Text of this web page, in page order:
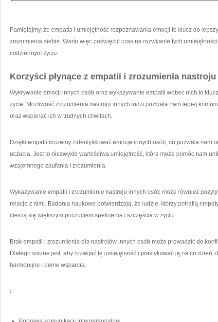
Pamiętajmy, że empatia i umiejętność rozpoznawania emocji to klucz do
zrozumienia siebie. Warto więc‍ poświęcić czas na rozwijanie tych
codziennym życiu.
Korzyści płynące z empatii i zrozumienia
Wykrywanie emocji innych⁢ osób oraz wykazywanie empatii wobec nich to
życie. Możliwość zrozumienia nastroju innych⁣ ludzi pozwala nam lepiej
oraz wspierać ich w trudnych chwilach.
Dzięki empatii możemy zidentyfikować emocje innych osób, ‍co pozwala nam
uczucia.‍ Jest to niezwykle wartościwa umiejętność, która może pomóc nam⁤
wzajemnego⁣ zaufania i zrozumienia.
Wykazywanie empatii i zrozumienie nastroju innych osób może również
relacje z nimi. Badania naukowe potwierdzają, że ludzie, którzy potrafią
cieszą się większym poczuciem spełnienia i szczęścia w życiu.
Brak empatii i zrozumienia dla nastrojów innych osób może prowadzić do⁤
Dlatego ważne jest, aby rozwijać tę umiejętność i praktykować ⁣ją na co dzień,
harmonijne i pełne wsparcia.
: